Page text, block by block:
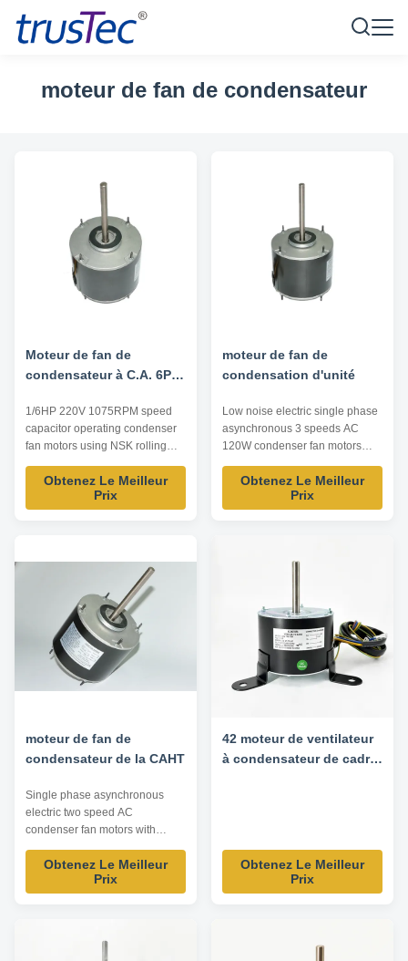
moteur de fan de condensateur
Moteur de fan de
condensateur à C.A. 6P
1/6HP
1/6HP 220V 1075RPM speed
capacitor operating condenser
fan motors using NSK rolling
bearing Product specification:
Listed are representative
motors, only for reference,
OEM/ODM offered. Model
Number Voltage /V Frequency ...
Obtenez Le Meilleur
Prix
moteur de fan de
condensation d'unité
Low noise electric single phase
asynchronous 3 speeds AC
120W condenser fan motors
Product specification: Listed are
representative motors, only for
reference, dimensions and
offered. Model Number Voltage
Obtenez Le Meilleur
Prix
moteur de fan de
condensateur de la CAHT
Single phase asynchronous
electric two speed AC
condenser fan motors with
7.5uF capacitor Product
specification: Listed are
representative motors, only for
requirements, OEM/ODM
Obtenez Le Meilleur
Prix
42 moteur de ventilateur
à condensateur de cadre
Obtenez Le Meilleur
Prix